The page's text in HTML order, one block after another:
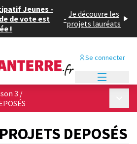
Jeunes -
de vote est
!
- Je découvre les
projets lauréats
Se connecter
3 /
DEPOSÉS